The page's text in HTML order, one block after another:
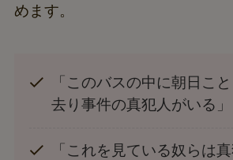
めます。
「このバスの中に朝日こ
去り事件の真犯人がいる」
「これを見ている奴らは